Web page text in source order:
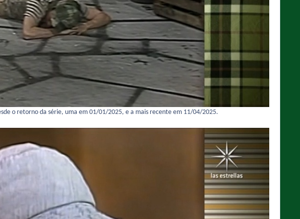
o retorno da série, uma em 01/01/2025, e a mais recente em 11/04/2025.